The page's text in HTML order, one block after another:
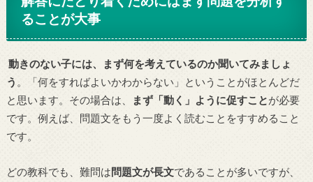
ることが大事
動きのない子には、まず何を考えているのか聞いてみましょ
う 。「何をすればよいかわからない」ということがほとんどだ
と思います。その場合は、
まず「動く」ように促すことが必要
です。例えば、問題文をもう一度よく読むことをすすめること
です。
どの教科でも、難問は問題文が長文であることが多いですが、